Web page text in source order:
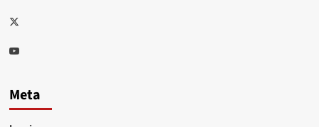
Twitter
Youtube
Meta